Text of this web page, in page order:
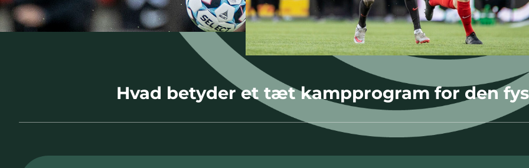
Hvad betyder et tæt kampprogram for den